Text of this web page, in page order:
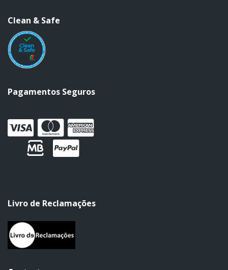
Clean & Safe
Pagamentos Seguros
Livro de Reclamações